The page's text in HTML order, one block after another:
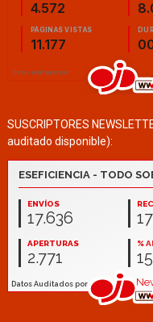
SUSCRIPTORES
auditado disponible):